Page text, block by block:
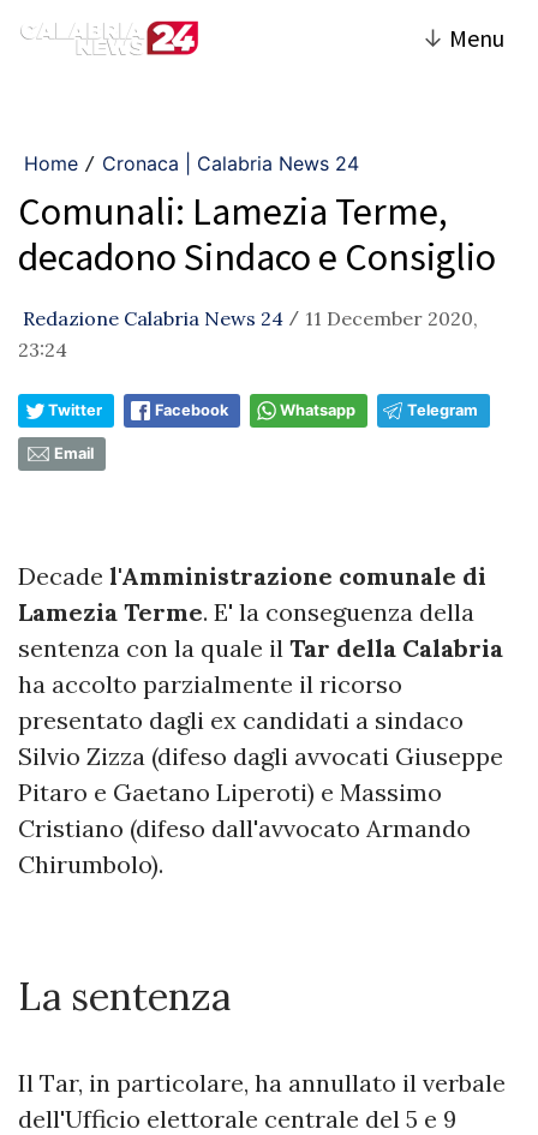
↓ Menu
Home / Cronaca | Calabria News 24
Comunali: Lamezia Terme,
decadono Sindaco e Consiglio
Redazione Calabria News 24 / 11 December 2020,
23:24
Twitter Facebook Whatsapp Telegram
Email
Decade l'Amministrazione comunale di
Lamezia Terme. E' la conseguenza della
sentenza con la quale il Tar della Calabria
ha accolto parzialmente il ricorso
presentato dagli ex candidati a sindaco
Silvio Zizza (difeso dagli avvocati Giuseppe
Pitaro e Gaetano Liperoti) e Massimo
Cristiano (difeso dall'avvocato Armando
Chirumbolo).
La sentenza
Il Tar, in particolare, ha annullato il verbale
dell'Ufficio elettorale centrale del 5 e 9